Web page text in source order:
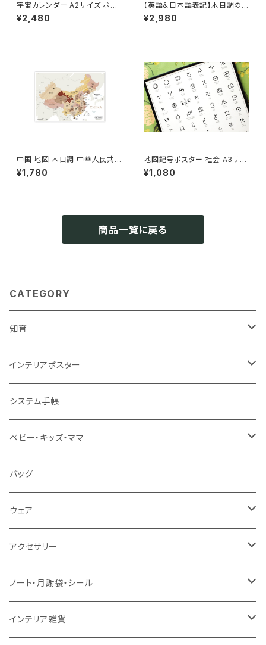
宇宙カレンダー A2サイズ ポス
ター カール セーガン The C
osmic Calender 地球 お
¥2,480
【英語＆日本語表記】木目調のお
しゃれな世界地図ポスターA1サ
イズ
¥2,980
中国 地図 木目調 中華人民共和
国 わかりやすい A2サイズ おし
ゃれ マップ 世界 旅行 社会 知
¥1,780
地図記号ポスター 社会 A3サイ
ズ 小学生 インテリア
¥1,080
商品一覧に戻る
CATEGORY
知育
知育ポスター
地図・国旗
言葉（ひらがな・カタカナ・英語）
知育下敷き
知育グッズ
インテリアポスター
A3サイズ
A4サイズ
オーダー（A3・B3・A2・40×50・B2・50×70）
30＊40 / B3
40＊50 / A2
システム手帳
ベビー・キッズ・ママ
ベビー食器
お食事スタイ・ビブ
おもちゃ・木製
カー用品
バッグ・エコバッグ
バッグ
ウェア
エプロン
アクセサリー
ピンバッジ
ネックレス
ノート・月謝袋・シール
ノート
インテリア雑貨